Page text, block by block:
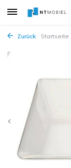
Zurück Startseite